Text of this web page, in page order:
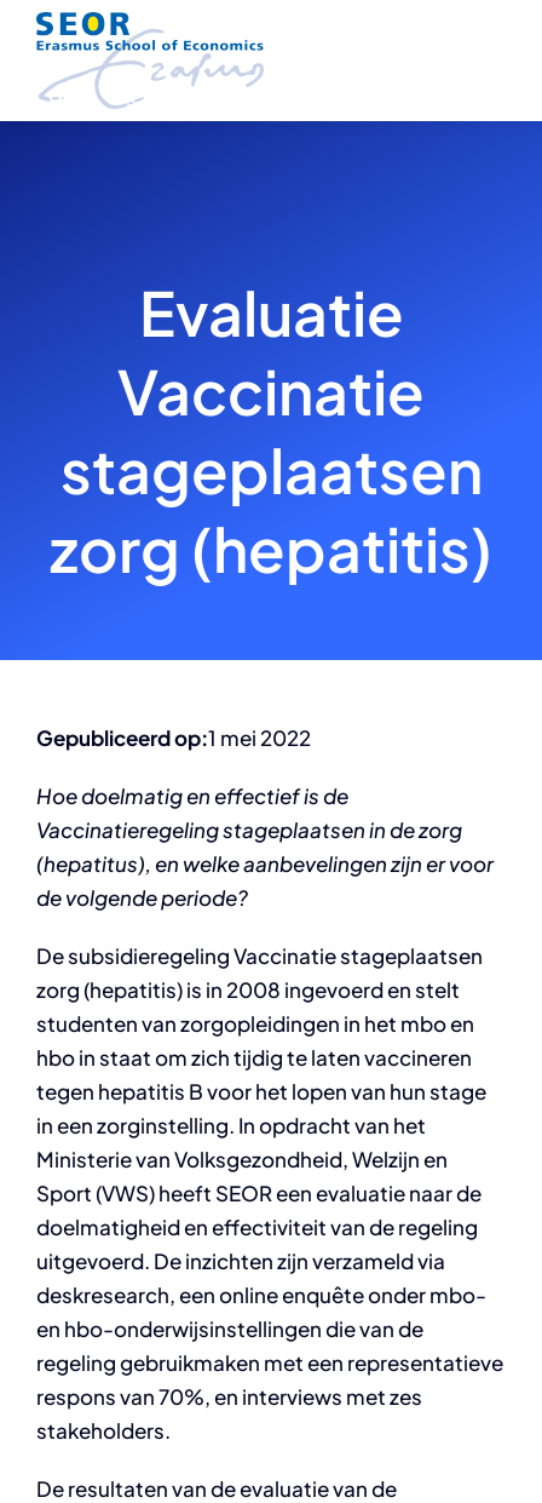
Skip
content
Evaluatie
Vaccinatie
stageplaatsen
zorg (hepatitis)
Gepubliceerd op:1 mei 2022
Hoe doelmatig en effectief is de
Vaccinatieregeling stageplaatsen in de zorg
(hepatitus), en welke aanbevelingen zijn er voor
de volgende periode?
De subsidieregeling Vaccinatie stageplaatsen
zorg (hepatitis) is in 2008 ingevoerd en stelt
studenten van zorgopleidingen in het mbo en
hbo in staat om zich tijdig te laten vaccineren
tegen hepatitis B voor het lopen van hun stage
in een zorginstelling. In opdracht van het
Ministerie van Volksgezondheid, Welzijn en
Sport (VWS) heeft SEOR een evaluatie naar de
doelmatigheid en effectiviteit van de regeling
uitgevoerd. De inzichten zijn verzameld via
deskresearch, een online enquête onder mbo-
en hbo-onderwijsinstellingen die van de
regeling gebruikmaken met een representatieve
respons van 70%, en interviews met zes
stakeholders.
De resultaten van de evaluatie van de